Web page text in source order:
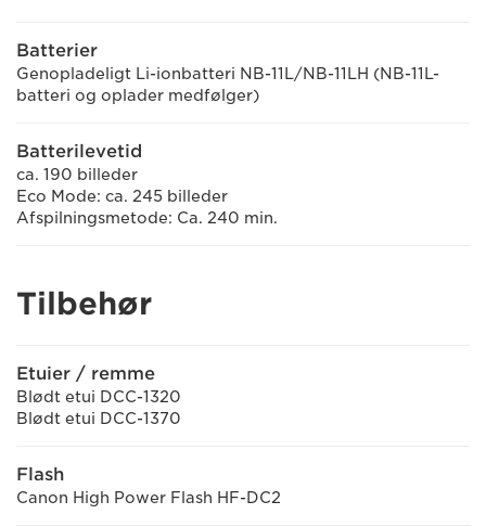
Batterier
Genopladeligt Li-ionbatteri NB-11L/NB-11LH (NB-11L-
batteri og oplader medfølger)
Batterilevetid
ca. 190 billeder
Eco Mode: ca. 245 billeder
Afspilningsmetode: Ca. 240 min.
Tilbehør
Etuier / remme
Blødt etui DCC-1320
Blødt etui DCC-1370
Flash
Canon High Power Flash HF-DC2